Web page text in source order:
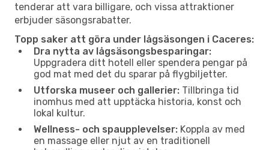
tenderar att vara billigare, och vissa attraktioner
erbjuder säsongsrabatter.
Topp saker att göra under lågsäsongen i Caceres:
Dra nytta av lågsäsongsbesparingar:
Uppgradera ditt hotell eller spendera pengar på
god mat med det du sparar på flygbiljetter.
Utforska museer och gallerier: Tillbringa tid
inomhus med att upptäcka historia, konst och
lokal kultur.
Wellness- och spaupplevelser: Koppla av med
en massage eller njut av en traditionell